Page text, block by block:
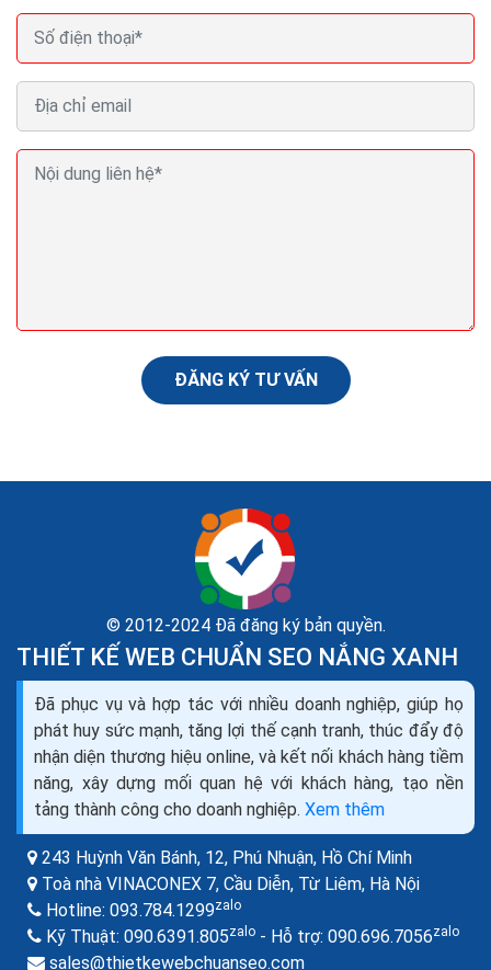
ĐĂNG KÝ TƯ VẤN
© 2012-2024 Đã đăng ký bản quyền.
THIẾT KẾ WEB CHUẨN SEO NẮNG XANH
Đã phục vụ và hợp tác với nhiều doanh nghiệp, giúp họ
phát huy sức mạnh, tăng lợi thế cạnh tranh, thúc đẩy độ
nhận diện thương hiệu online, và kết nối khách hàng tiềm
năng, xây dựng mối quan hệ với khách hàng, tạo nền
tảng thành công cho doanh nghiệp. Xem thêm
243 Huỳnh Văn Bánh, 12, Phú Nhuận, Hồ Chí Minh
Toà nhà VINACONEX 7, Cầu Diễn, Từ Liêm, Hà Nội
Hotline: 093.784.1299zalo
Kỹ Thuật: 090.6391.805zalo - Hỗ trợ: 090.696.7056zalo
sales@thietkewebchuanseo.com